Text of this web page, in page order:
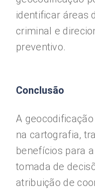
identificar áreas
criminal e
preventivo.
Conclusão
A
na cartografia,
benefícios para
tomada de
atribuição de